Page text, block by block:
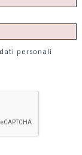
personali